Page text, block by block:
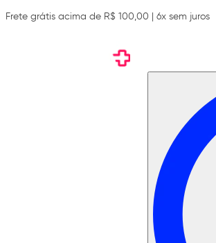
Frete grátis acima de R$ 100,00 | 6x sem juros